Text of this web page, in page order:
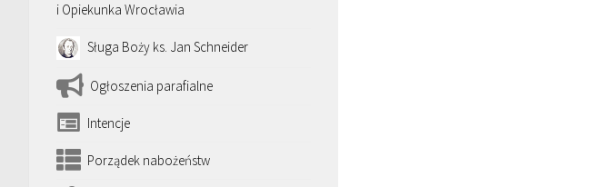
i Opiekunka Wrocławia
Sługa Boży ks. Jan Schneider
Ogłoszenia parafialne
Intencje
Porządek nabożeństw